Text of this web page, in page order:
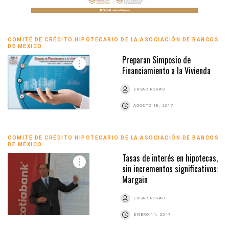
COMITÉ DE CRÉDITO HIPOTECARIO DE LA ASOCIACIÓN DE BANCOS
DE MÉXICO
Preparan Simposio de
Financiamiento a la Vivienda
EDGAR ROSAS
AGOSTO 18, 2017
COMITÉ DE CRÉDITO HIPOTECARIO DE LA ASOCIACIÓN DE BANCOS
DE MÉXICO
Tasas de interés en hipotecas,
sin incrementos significativos:
Margain
EDGAR ROSAS
ENERO 11, 2017